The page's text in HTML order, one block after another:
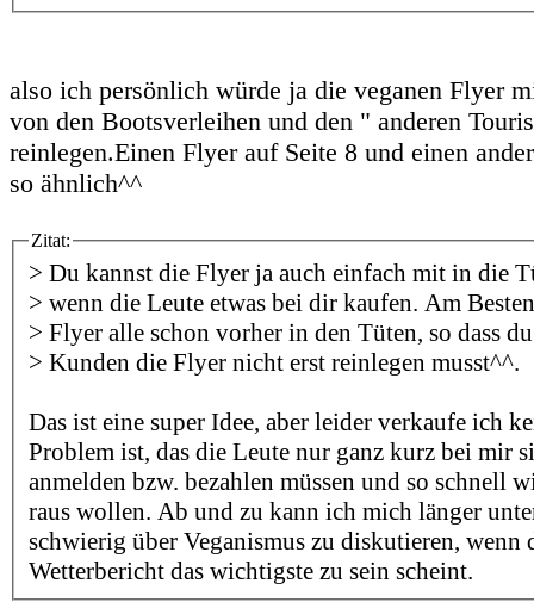
also ich persönlich würde ja die veganen Flyer
von den Bootsverleihen und den " anderen
reinlegen.Einen Flyer auf Seite 8 und einen
so ähnlich^^
Zitat:
> Du kannst die Flyer ja auch einfach mit in die
> wenn die Leute etwas bei dir kaufen. Am
> Flyer alle schon vorher in den Tüten, so dass
> Kunden die Flyer nicht erst reinlegen musst^^.
Das ist eine super Idee, aber leider verkaufe ich
Problem ist, das die Leute nur ganz kurz bei mir
anmelden bzw. bezahlen müssen und so schnell
raus wollen. Ab und zu kann ich mich länger
schwierig über Veganismus zu diskutieren, wenn
Wetterbericht das wichtigste zu sein scheint.